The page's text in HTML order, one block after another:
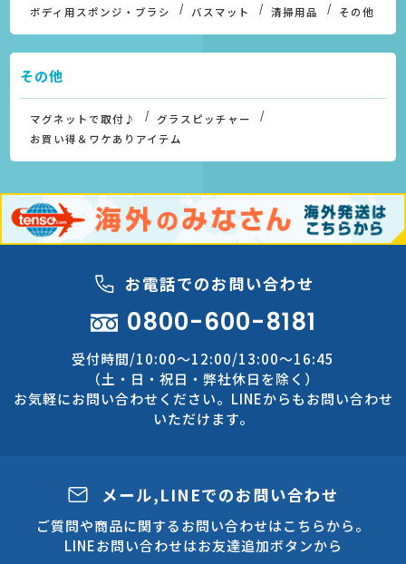
ボディ用スポンジ・ブラシ
バスマット 清掃用品 その他
その他
マグネットで取付♪
グラスピッチャー
お買い得＆ワケありアイテム
お電話でのお問い合わせ
0800-600-8181
受付時間/10:00～12:00/13:00～16:45
（土・日・祝日・弊社休日を除く）
お気軽にお問い合わせください。LINEからもお問い合わせ
いただけます。
メール,LINEでのお問い合わせ
ご質問や商品に関するお問い合わせはこちらから。
LINEお問い合わせはお友達追加ボタンから